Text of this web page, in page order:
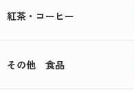
紅茶・コーヒー
その他 食品